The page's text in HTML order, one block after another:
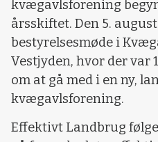
kvægavlsforening
årsskiftet. Den 5.
bestyrelsesmøde i
Vestjyden, hvor der var
om at gå med i en ny,
kvægavlsforening.
Effektivt Landbrug